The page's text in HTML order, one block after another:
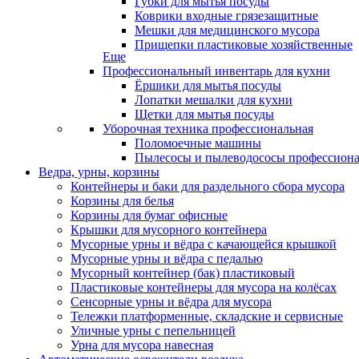
Коврики входные грязезащитные
Мешки для медицинского мусора
Прищепки пластиковые хозяйственные
Еще
Профессиональный инвентарь для кухни
Ёршики для мытья посуды
Лопатки мешалки для кухни
Щетки для мытья посуды
Уборочная техника профессиональная
Поломоечные машины
Пылесосы и пылеводососы
Ведра, урны, корзины
Контейнеры и баки для раздельного сбора мусора
Корзины для белья
Корзины для бумаг офисные
Крышки для мусорного контейнера
Мусорные урны и вёдра с качающейся крышкой
Мусорные урны и вёдра с педалью
Мусорный контейнер (бак) пластиковый
Пластиковые контейнеры для мусора на колёсах
Сенсорные урны и вёдра для мусора
Тележки платформенные, складские и сервисные
Уличные урны с пепельницей
Урна для мусора навесная